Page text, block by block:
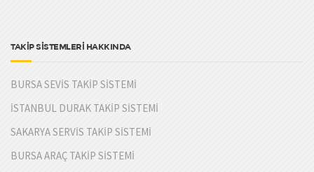
TAKİP SİSTEMLERİ HAKKINDA
BURSA SEVİS TAKİP SİSTEMİ
İSTANBUL DURAK TAKİP SİSTEMİ
SAKARYA SERVİS TAKİP SİSTEMİ
BURSA ARAÇ TAKİP SİSTEMİ